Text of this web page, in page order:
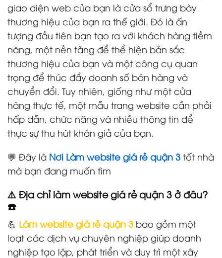
giao diện web của bạn là cửa sổ trưng bày
thương hiệu của bạn ra thế giới. Đó là ấn
tượng đầu tiên bạn tạo ra với khách hàng tiềm
năng, một nền tảng để thể hiện bản sắc
thương hiệu của bạn và một công cụ quan
trọng để thúc đẩy doanh số bán hàng và
chuyển đổi. Tuy nhiên, giống như một cửa
hàng thực tế, một mẫu trang website cần phải
hấp dẫn, chức năng và nhiều thông tin để
thực sự thu hút khán giả của bạn.
💬 Đây là Nơi Làm website giá rẻ quận 3 tốt nhà
mà bạn đang muốn tìm
⚠️ Địa chỉ làm website giá rẻ quận 3 ở đâu?
☎️
💪 Làm website giá rẻ quận 3 bao gồm một
loạt các dịch vụ chuyên nghiệp giúp doanh
nghiệp tạo lập, phát triển và duy trì một xây